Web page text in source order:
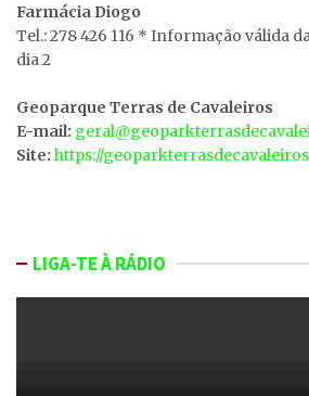
Farmácia Diogo
Tel.: 278 426 116 * Informação válida
dia 2
Geoparque Terras de Cavaleiros
E-mail:
Site: https://
LIGA-TE À RÁDIO